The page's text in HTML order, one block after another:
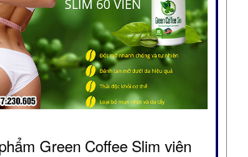
Green Coffee Slim viên